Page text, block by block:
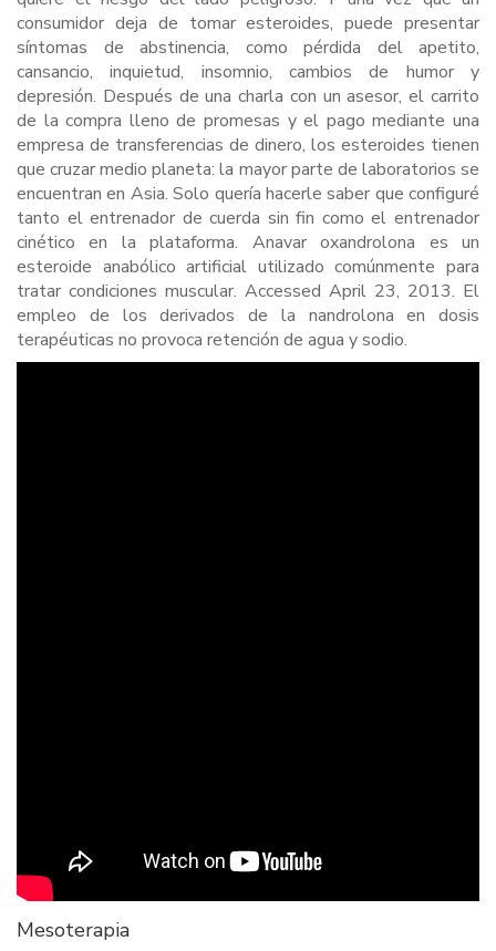
consumidor deja de tomar esteroides, puede presentar
síntomas de abstinencia, como pérdida del apetito,
cansancio, inquietud, insomnio, cambios de humor y
depresión. Después de una charla con un asesor, el carrito
de la compra lleno de promesas y el pago mediante una
empresa de transferencias de dinero, los esteroides tienen
que cruzar medio planeta: la mayor parte de laboratorios se
encuentran en Asia. Solo quería hacerle saber que configuré
tanto el entrenador de cuerda sin fin como el entrenador
cinético en la plataforma. Anavar oxandrolona es un
esteroide anabólico artificial utilizado comúnmente para
tratar condiciones muscular. Accessed April 23, 2013. El
empleo de los derivados de la nandrolona en dosis
terapéuticas no provoca retención de agua y sodio.
Mesoterapia